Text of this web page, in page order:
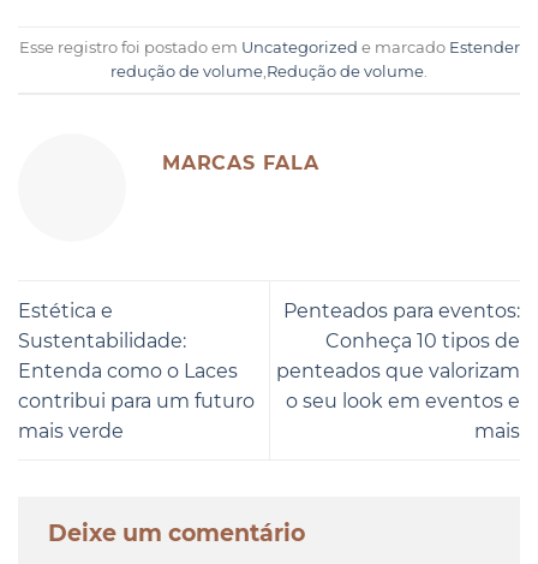
Esse registro foi postado em Uncategorized e marcado Estender
redução de volume Redução de volume
MARCAS FALA
Estética e
Sustentabilidade:
Entenda como o Laces
contribui para um futuro
mais verde
Penteados para eventos:
Conheça 10 tipos de
penteados que valorizam
o seu look em eventos e
mais
Deixe um comentário